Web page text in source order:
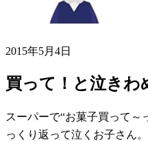
2015年5月4日
買って！と泣きわ
スーパーで“お菓子買って
っくり返って泣くお子さん